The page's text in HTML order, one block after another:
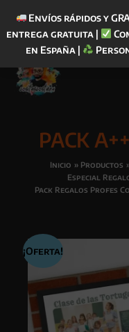
Envíos rápidos y
entrega gratuita |
en España |
contenido
PACK
Inicio Productos
Especial
Pack Regalos Profes
¡Oferta!